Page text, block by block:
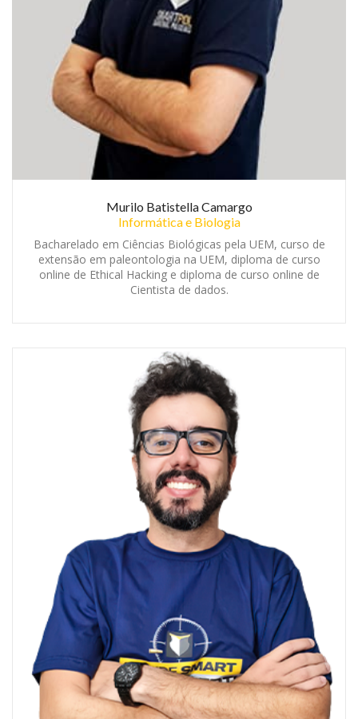
Murilo Batistella Camargo
Informática e Biologia
Bacharelado em Ciências Biológicas pela UEM, curso de
extensão em paleontologia na UEM, diploma de curso
online de Ethical Hacking e diploma de curso online de
Cientista de dados.